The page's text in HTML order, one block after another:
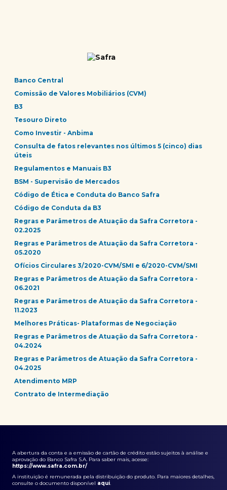
Banco Central
Comissão de Valores Mobiliários (CVM)
B3
Tesouro Direto
Como Investir - Anbima
Consulta de fatos relevantes nos últimos 5 (cinco) dias
úteis
Regulamentos e Manuais B3
BSM - Supervisão de Mercados
Código de Ética e Conduta do Banco Safra
Código de Conduta da B3
Regras e Parâmetros de Atuação da Safra Corretora -
02.2025
Regras e Parâmetros de Atuação da Safra Corretora -
05.2020
Ofícios Circulares 3/2020-CVM/SMI e 6/2020-CVM/SMI
Regras e Parâmetros de Atuação da Safra Corretora -
06.2021
Regras e Parâmetros de Atuação da Safra Corretora -
11.2023
Melhores Práticas- Plataformas de Negociação
Regras e Parâmetros de Atuação da Safra Corretora -
04.2024
Regras e Parâmetros de Atuação da Safra Corretora -
04.2025
Atendimento MRP
Contrato de Intermediação
A abertura da conta e a emissão de cartão de crédito estão sujeitos à análise e
aprovação do Banco Safra S.A. Para saber mais, acesse:
https://www.safra.com.br/
A instituição é remunerada pela distribuição do produto. Para maiores detalhes,
consulte o documento disponível aqui.